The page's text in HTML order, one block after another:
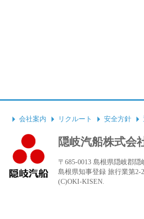
会社案内 リクルート 安全方針
隠岐汽船株式会
〒685-0013 島根県隠岐郡
島根県知事登録 旅行業第
(C)OKI-KISEN.